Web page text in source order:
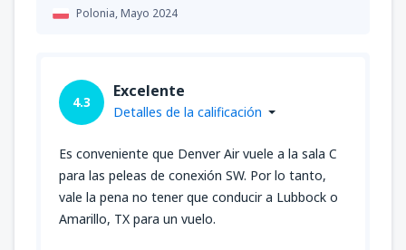
Polonia,Mayo 2024
4.3
Excelente
Detalles de la calificación
Es conveniente que Denver Air vuele a la sala C
para las peleas de conexión SW. Por lo tanto,
vale la pena no tener que conducir a Lubbock o
Amarillo, TX para un vuelo.